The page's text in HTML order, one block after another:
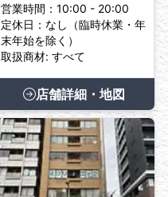
営業時間：10:00 - 20:00
定休日：なし（臨時休業・年
末年始を除く）
取扱商材: すべて
店舗詳細・地図